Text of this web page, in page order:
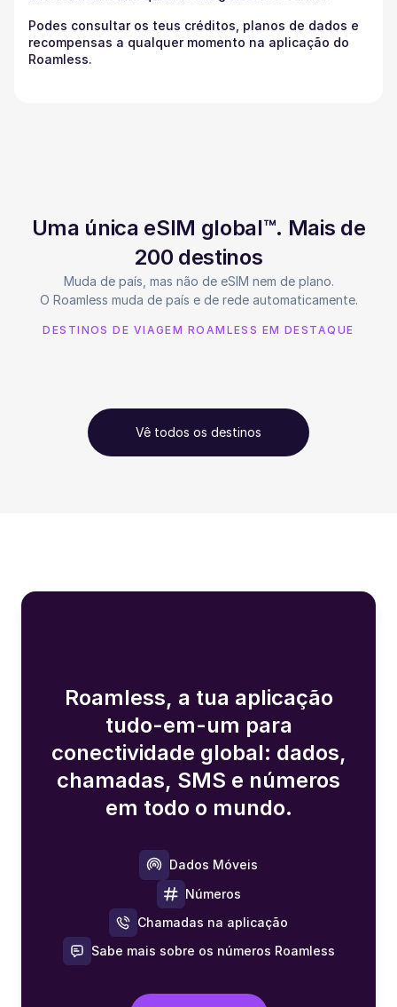
Podes consultar os teus créditos, planos de dados e
recompensas a qualquer momento na aplicação do
Roamless.
Uma única eSIM global™. Mais de
200 destinos
Muda de país, mas não de eSIM nem de plano.
O Roamless muda de país e de rede automaticamente.
DESTINOS DE VIAGEM ROAMLESS EM DESTAQUE
Vê todos os destinos
Roamless, a tua aplicação
tudo-em-um para
conectividade global: dados,
chamadas, SMS e números
em todo o mundo.
Dados Móveis
Números
Chamadas na aplicação
Sabe mais sobre os números Roamless